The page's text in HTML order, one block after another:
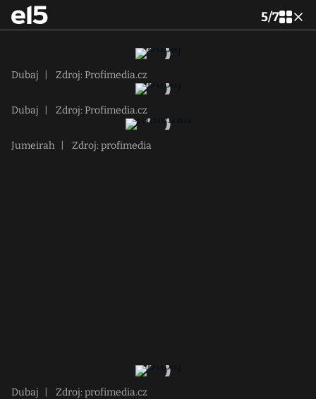
5/7
Dubaj Zdroj: Profimedia.cz
Dubaj Zdroj: Profimedia.cz
Jumeirah Zdroj: profimedia
Dubaj Zdroj: profimedia.cz